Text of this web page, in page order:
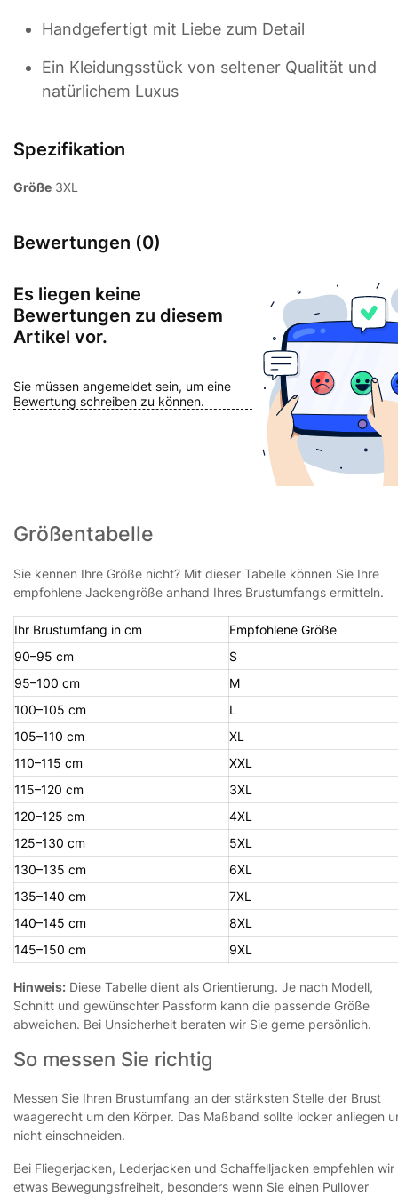
Handgefertigt mit Liebe zum Detail
Ein Kleidungsstück von seltener Qualität und
natürlichem Luxus
Spezifikation
Größe 3XL
Bewertungen (0)
Es liegen keine
Bewertungen zu diesem
Artikel vor.
Sie müssen angemeldet sein, um eine
Bewertung schreiben zu können.
Größentabelle
Sie kennen Ihre Größe nicht? Mit dieser Tabelle können Sie Ihre
empfohlene Jackengröße anhand Ihres Brustumfangs ermitteln.
Ihr Brustumfang in cm
Empfohlene Größe
90–95 cm
S
95–100 cm
M
100–105 cm
L
105–110 cm
XL
110–115 cm
XXL
115–120 cm
3XL
120–125 cm
4XL
125–130 cm
5XL
130–135 cm
6XL
135–140 cm
7XL
140–145 cm
8XL
145–150 cm
9XL
Hinweis: Diese Tabelle dient als Orientierung. Je nach Modell,
Schnitt und gewünschter Passform kann die passende Größe
abweichen. Bei Unsicherheit beraten wir Sie gerne persönlich.
So messen Sie richtig
Messen Sie Ihren Brustumfang an der stärksten Stelle der Brust
waagerecht um den Körper. Das Maßband sollte locker anliegen
nicht einschneiden.
Bei Fliegerjacken, Lederjacken und Schaffelljacken empfehlen wir
etwas Bewegungsfreiheit, besonders wenn Sie einen Pullover